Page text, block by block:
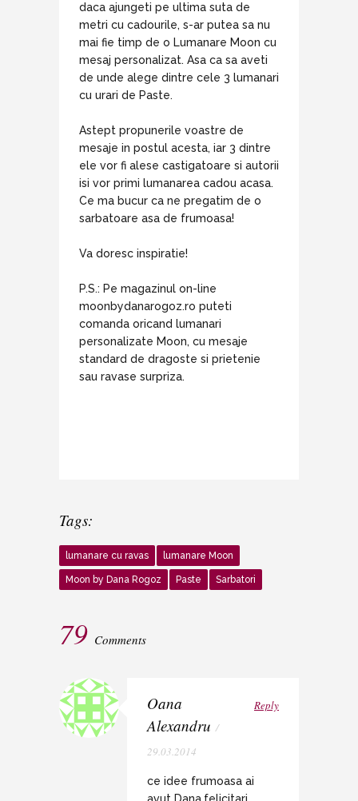
daca ajungeti pe ultima suta de
metri cu cadourile, s-ar putea sa nu
mai fie timp de o Lumanare Moon cu
mesaj personalizat. Asa ca sa aveti
de unde alege dintre cele 3 lumanari
cu urari de Paste.
Astept propunerile voastre de
mesaje in postul acesta, iar 3 dintre
ele vor fi alese castigatoare si autorii
isi vor primi lumanarea cadou acasa.
Ce ma bucur ca ne pregatim de o
sarbatoare asa de frumoasa!
Va doresc inspiratie!
P.S.: Pe magazinul on-line
moonbydanarogoz.ro puteti
comanda oricand lumanari
personalizate Moon, cu mesaje
standard de dragoste si prietenie
sau ravase surpriza.
Tags:
lumanare cu ravas lumanare Moon
Moon by Dana Rogoz Paste Sarbatori
79 Comments
Oana
Alexandru /
29.03.2014
Reply
ce idee frumoasa ai